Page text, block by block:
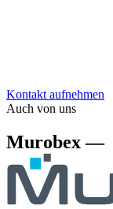
Kontakt aufnehmen
Auch von uns
Murobex —